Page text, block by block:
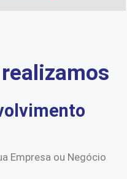
Empresa ou Negócio